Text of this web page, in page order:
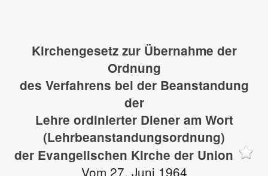
Kirchengesetz zur Übernahme der
Ordnung
des Verfahrens bei der Beanstandung
der
Lehre ordinierter Diener am Wort
(Lehrbeanstandungsordnung)
der Evangelischen Kirche der Union
Vom 27. Juni 1964